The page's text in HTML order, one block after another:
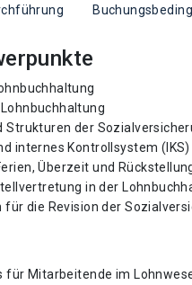
Strukturen der
internes Kontrollsystem (IKS)
Überzeit und
in der
für die Revision der
für Mitarbeitende im